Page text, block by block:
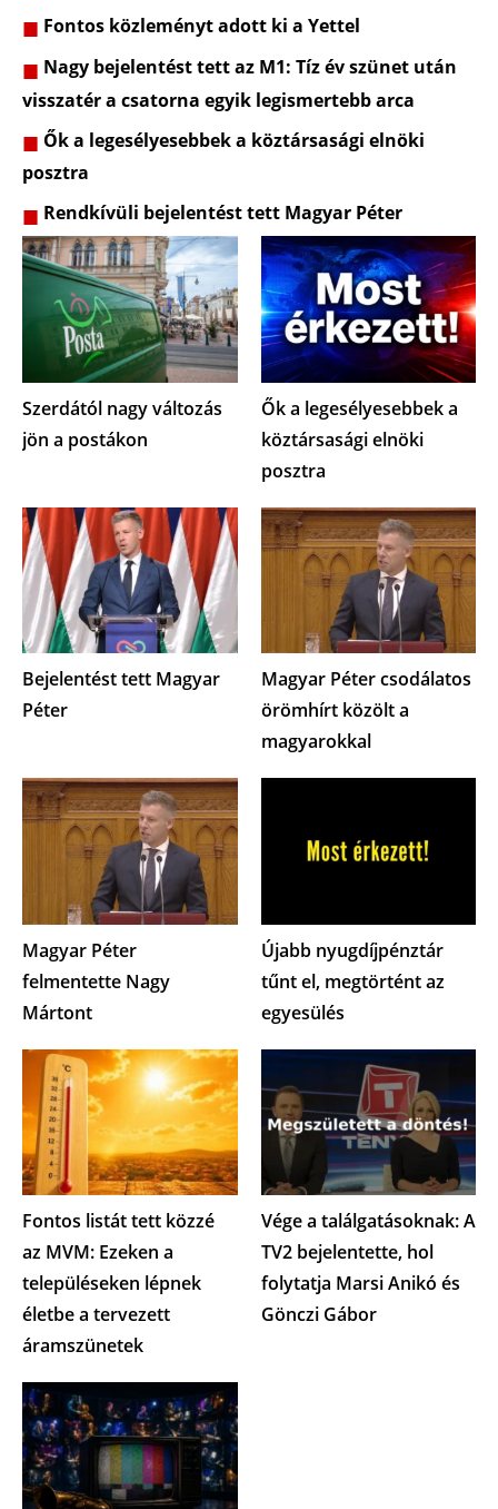
Fontos közleményt adott ki a Yettel
Nagy bejelentést tett az M1: Tíz év szünet után
visszatér a csatorna egyik legismertebb arca
Ők a legesélyesebbek a köztársasági elnöki
posztra
Rendkívüli bejelentést tett Magyar Péter
Szerdától nagy változás
jön a postákon
Ők a legesélyesebbek a
köztársasági elnöki
posztra
Bejelentést tett Magyar
Péter
Magyar Péter csodálatos
örömhírt közölt a
magyarokkal
Magyar Péter
felmentette Nagy
Mártont
Újabb nyugdíjpénztár
tűnt el, megtörtént az
egyesülés
Fontos listát tett közzé
az MVM: Ezeken a
településeken lépnek
életbe a tervezett
áramszünetek
Vége a találgatásoknak: A
TV2 bejelentette, hol
folytatja Marsi Anikó és
Gönczi Gábor